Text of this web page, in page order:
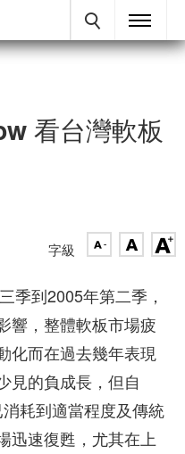
看台灣軟板
字級
季到2005年第二季，
響，整體軟板市場疲
化而在過去幾年表現
見的負成長，但自
耗到適當程度及傳統
迅速復甦，尤其在上